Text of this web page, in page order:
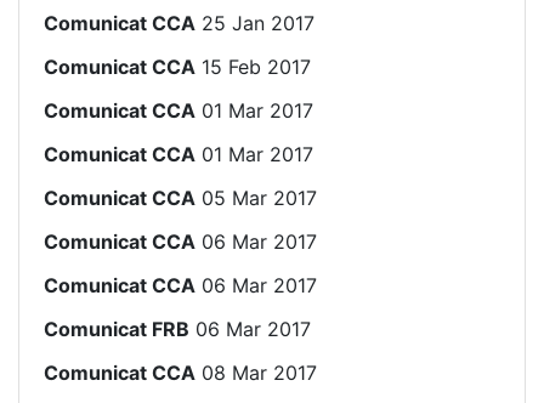
Comunicat CCA 25 Jan 2017
Comunicat CCA 15 Feb 2017
Comunicat CCA 01 Mar 2017
Comunicat CCA 01 Mar 2017
Comunicat CCA 05 Mar 2017
Comunicat CCA 06 Mar 2017
Comunicat CCA 06 Mar 2017
Comunicat FRB 06 Mar 2017
Comunicat CCA 08 Mar 2017